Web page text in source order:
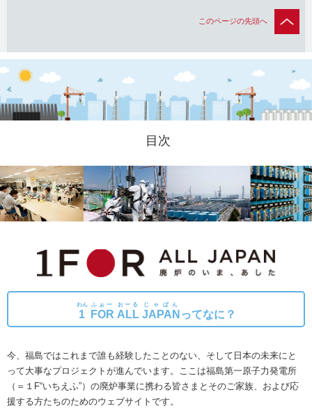
このページの先頭へ
目次
1
わん
FOR
ふぉー
ALL
おーる
JAPAN
じゃぱん
ってなに？
今、福島ではこれまで誰も経験したことのない、そして日本の未来にと
って大事なプロジェクトが進んでいます。
ここは福島第一原子力発電所
（＝１F“いちえふ”）の廃炉事業に携わる皆さまとそのご家族、および応
援する方たちのためのウェブサイトです。